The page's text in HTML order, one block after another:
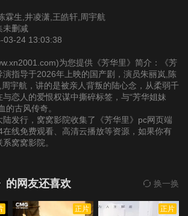
第17集
第20集
第23集 第24集
霖生,井凌潇,王皓轩,周宇航
未删减
03-24 13:03:38
为您提供《芳华里》简介：《芳
指导于2026年上映的国产剧，演员朱丽岚,陈
宇航，讲的是被亲人背叛的陆心念，从柔弱千
恋人的爱恨权谋中撕碎标签，与“芳华姐妹
的古风传奇。
陆发行，窝窝影院收集了《芳华里》pc网页端
线免费观看、高清云播放等资源，如果你有
窝窝影院。
的网友还喜欢 换一换
正片 正片